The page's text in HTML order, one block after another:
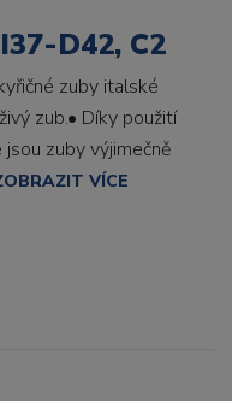
D42, C2
zuby italské
zub.• Díky použití
zuby výjimečně
VÍCE